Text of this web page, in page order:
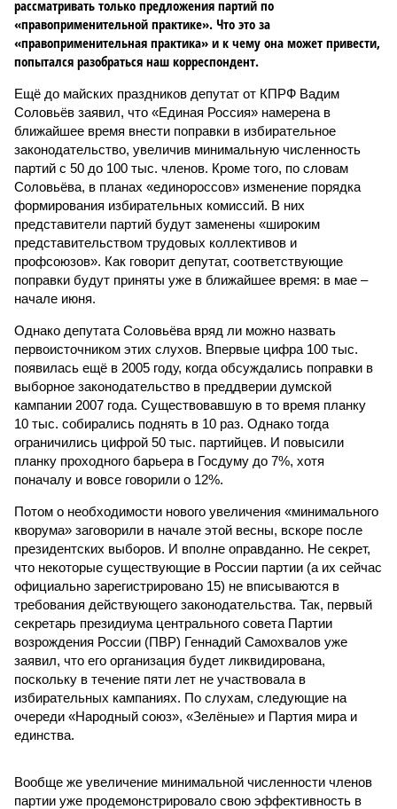
рассматривать только предложения партий по
«правоприменительной практике». Что это за
«правоприменительная практика» и к чему она может привести,
попытался разобраться наш корреспондент.
Ещё до майских праздников депутат от КПРФ Вадим
Соловьёв заявил, что «Единая Россия» намерена в
ближайшее время внести поправки в избирательное
законодательство, увеличив минимальную численность
партий с 50 до 100 тыс. членов. Кроме того, по словам
Соловьёва, в планах «единороссов» изменение порядка
формирования избирательных комиссий. В них
представители партий будут заменены «широким
представительством трудовых коллективов и
профсоюзов». Как говорит депутат, соответствующие
поправки будут приняты уже в ближайшее время: в мае –
начале июня.
Однако депутата Соловьёва вряд ли можно назвать
первоисточником этих слухов. Впервые цифра 100 тыс.
появилась ещё в 2005 году, когда обсуждались поправки в
выборное законодательство в преддверии думской
кампании 2007 года. Существовавшую в то время планку
10 тыс. собирались поднять в 10 раз. Однако тогда
ограничились цифрой 50 тыс. партийцев. И повысили
планку проходного барьера в Госдуму до 7%, хотя
поначалу и вовсе говорили о 12%.
Потом о необходимости нового увеличения «минимального
кворума» заговорили в начале этой весны, вскоре после
президентских выборов. И вполне оправданно. Не секрет,
что некоторые существующие в России партии (а их сейчас
официально зарегистрировано 15) не вписываются в
требования действующего законодательства. Так, первый
секретарь президиума центрального совета Партии
возрождения России (ПВР) Геннадий Самохвалов уже
заявил, что его организация будет ликвидирована,
поскольку в течение пяти лет не участвовала в
избирательных кампаниях. По слухам, следующие на
очереди «Народный союз», «Зелёные» и Партия мира и
единства.
Вообще же увеличение минимальной численности членов
партии уже продемонстрировало свою эффективность в